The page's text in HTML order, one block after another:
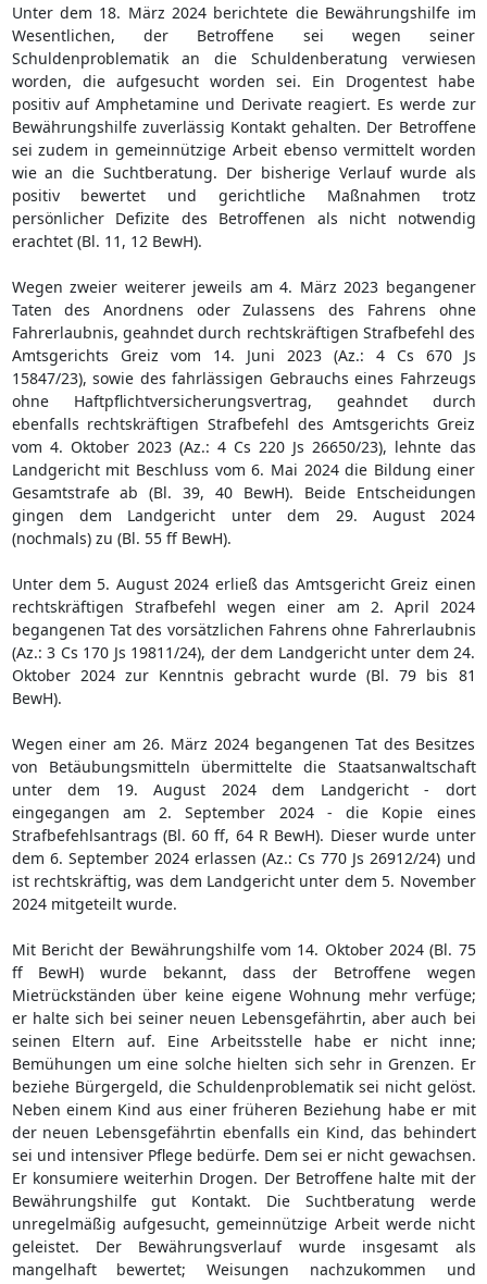
Unter dem 18. März 2024 berichtete die Bewährungshilfe im
Wesentlichen, der Betroffene sei wegen seiner
Schuldenproblematik an die Schuldenberatung verwiesen
worden, die aufgesucht worden sei. Ein Drogentest habe
positiv auf Amphetamine und Derivate reagiert. Es werde zur
Bewährungshilfe zuverlässig Kontakt gehalten. Der Betroffene
sei zudem in gemeinnützige Arbeit ebenso vermittelt worden
wie an die Suchtberatung. Der bisherige Verlauf wurde als
positiv bewertet und gerichtliche Maßnahmen trotz
persönlicher Defizite des Betroffenen als nicht notwendig
erachtet (Bl. 11, 12 BewH).
Wegen zweier weiterer jeweils am 4. März 2023 begangener
Taten des Anordnens oder Zulassens des Fahrens ohne
Fahrerlaubnis, geahndet durch rechtskräftigen Strafbefehl des
Amtsgerichts Greiz vom 14. Juni 2023 (Az.: 4 Cs 670 Js
15847/23), sowie des fahrlässigen Gebrauchs eines Fahrzeugs
ohne Haftpflichtversicherungsvertrag, geahndet durch
ebenfalls rechtskräftigen Strafbefehl des Amtsgerichts Greiz
vom 4. Oktober 2023 (Az.: 4 Cs 220 Js 26650/23), lehnte das
Landgericht mit Beschluss vom 6. Mai 2024 die Bildung einer
Gesamtstrafe ab (Bl. 39, 40 BewH). Beide Entscheidungen
gingen dem Landgericht unter dem 29. August 2024
(nochmals) zu (Bl. 55 ff BewH).
Unter dem 5. August 2024 erließ das Amtsgericht Greiz einen
rechtskräftigen Strafbefehl wegen einer am 2. April 2024
begangenen Tat des vorsätzlichen Fahrens ohne Fahrerlaubnis
(Az.: 3 Cs 170 Js 19811/24), der dem Landgericht unter dem 24.
Oktober 2024 zur Kenntnis gebracht wurde (Bl. 79 bis 81
BewH).
Wegen einer am 26. März 2024 begangenen Tat des Besitzes
von Betäubungsmitteln übermittelte die Staatsanwaltschaft
unter dem 19. August 2024 dem Landgericht - dort
eingegangen am 2. September 2024 - die Kopie eines
Strafbefehlsantrags (Bl. 60 ff, 64 R BewH). Dieser wurde unter
dem 6. September 2024 erlassen (Az.: Cs 770 Js 26912/24) und
ist rechtskräftig, was dem Landgericht unter dem 5. November
2024 mitgeteilt wurde.
Mit Bericht der Bewährungshilfe vom 14. Oktober 2024 (Bl. 75
ff BewH) wurde bekannt, dass der Betroffene wegen
Mietrückständen über keine eigene Wohnung mehr verfüge;
er halte sich bei seiner neuen Lebensgefährtin, aber auch bei
seinen Eltern auf. Eine Arbeitsstelle habe er nicht inne;
Bemühungen um eine solche hielten sich sehr in Grenzen. Er
beziehe Bürgergeld, die Schuldenproblematik sei nicht gelöst.
Neben einem Kind aus einer früheren Beziehung habe er mit
der neuen Lebensgefährtin ebenfalls ein Kind, das behindert
sei und intensiver Pflege bedürfe. Dem sei er nicht gewachsen.
Er konsumiere weiterhin Drogen. Der Betroffene halte mit der
Bewährungshilfe gut Kontakt. Die Suchtberatung werde
unregelmäßig aufgesucht, gemeinnützige Arbeit werde nicht
geleistet. Der Bewährungsverlauf wurde insgesamt als
mangelhaft bewertet; Weisungen nachzukommen und